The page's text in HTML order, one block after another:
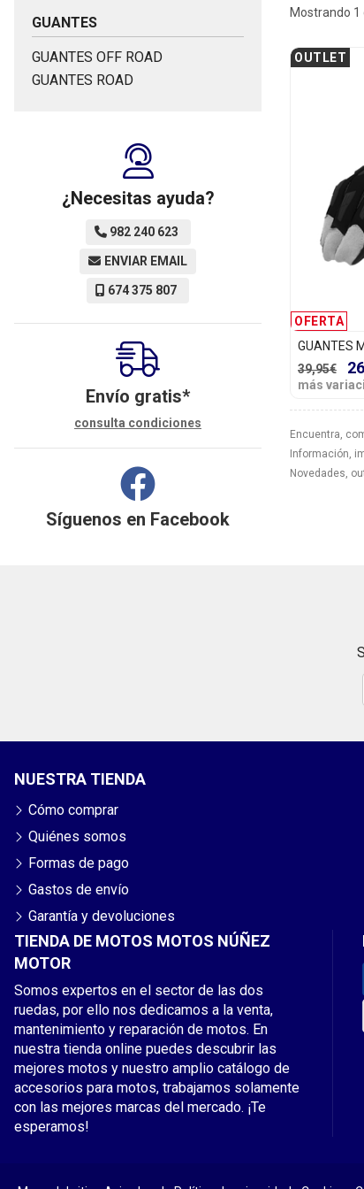
Encuentra,
Información,
Novedades,
Mostrando 1
OFERTA
OUTLET
GUANTES
39,95€
más
GUANTES
GUANTES OFF ROAD
GUANTES ROAD
¿Necesitas ayuda?
982 240 623
ENVIAR EMAIL
674 375 807
Envío gratis*
consulta condiciones
Síguenos en Facebook
TIENDA DE MOTOS MOTOS NÚÑEZ
MOTOR
Somos expertos en el sector de las dos
ruedas, por ello nos dedicamos a la venta,
mantenimiento y reparación de motos. En
nuestra tienda online puedes descubrir las
mejores motos y nuestro amplio catálogo de
accesorios para motos, trabajamos solamente
con las mejores marcas del mercado. ¡Te
esperamos!
NUESTRA TIENDA
Cómo comprar
Quiénes somos
Formas de pago
Gastos de envío
Garantía y devoluciones